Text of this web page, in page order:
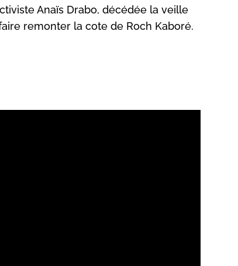
Anaïs Drabo, décédée la veille
remonter la cote de Roch Kaboré.